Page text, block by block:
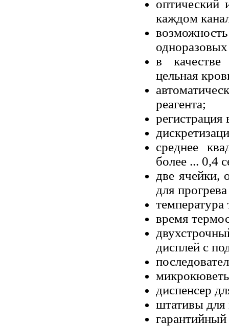
оптический
каждом
в качестве
цельная
реагента;
регистрация
среднее
более ... 0,4
две ячейки,
для
температура
время
дисплей с
диспенсер
штативы
гарантийный